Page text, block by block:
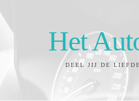
Het
DEEL JIJ DE